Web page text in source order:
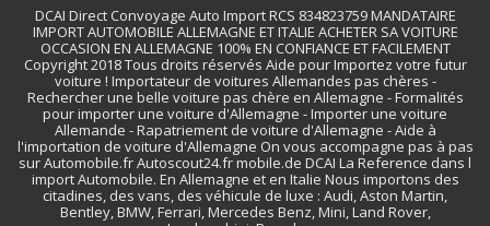
DCAI Direct Convoyage Auto Import RCS 834823759 MANDATAIRE
IMPORT AUTOMOBILE ALLEMAGNE ET ITALIE ACHETER SA VOITURE
OCCASION EN ALLEMAGNE 100% EN CONFIANCE ET FACILEMENT
Copyright 2018 Tous droits réservés Aide pour Importez votre futur
voiture ! Importateur de voitures Allemandes pas chères -
Rechercher une belle voiture pas chère en Allemagne - Formalités
pour importer une voiture d'Allemagne - Importer une voiture
Allemande - Rapatriement de voiture d'Allemagne - Aide à
l'importation de voiture d'Allemagne On vous accompagne pas à pas
sur Automobile.fr Autoscout24.fr mobile.de DCAI La Reference dans l
import Automobile. En Allemagne et en Italie Nous importons des
citadines, des vans, des véhicule de luxe : Audi, Aston Martin,
Bentley, BMW, Ferrari, Mercedes Benz, Mini, Land Rover,